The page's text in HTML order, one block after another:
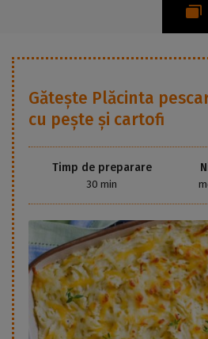
Gătește Plăcinta
cu pește și cartofi
Timp de preparare
30 min